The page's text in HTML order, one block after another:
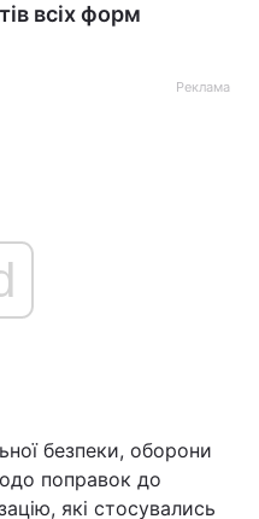
всіх форм
Реклама
безпеки, оборони
поправок до
які стосувались